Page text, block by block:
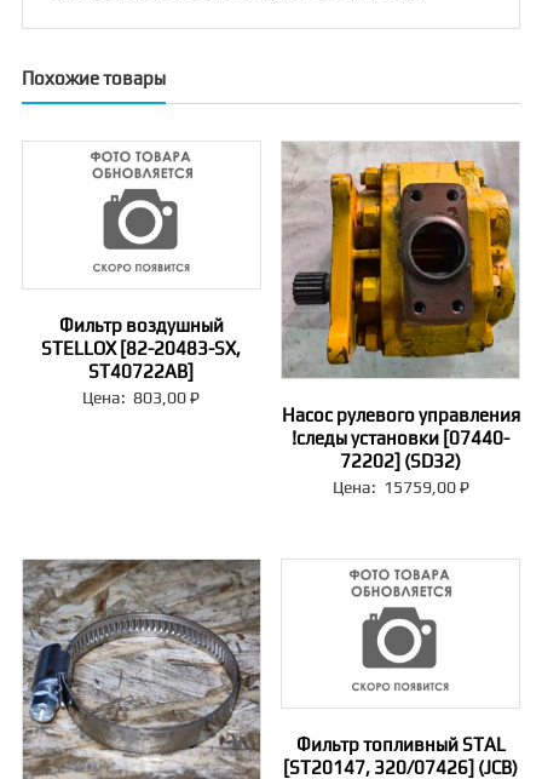
Похожие товары
Фильтр воздушный
STELLOX [82-20483-SX,
ST40722AB]
Цена: 803,00₽
Насос рулевого управления
!следы установки [07440-
72202] (SD32)
Цена: 15759,00₽
Фильтр топливный STAL
[ST20147, 320/07426] (JCB)